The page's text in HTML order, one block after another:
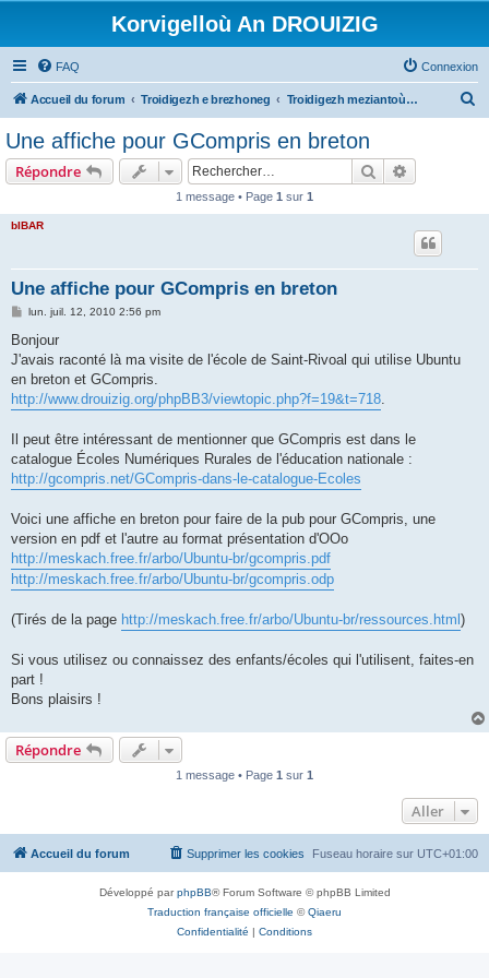
Korvigelloù An DROUIZIG
FAQ Connexion
Accueil du forum Troidigezh e brezhoneg Troidigezh meziantoù all (frank a wirioù evit an darn vrasañ anezho)
Une affiche pour GCompris en breton
Répondre Rechercher
1 message • Page 1 sur 1
bIBAR
Une affiche pour GCompris en breton
M
s
a
g
lun. juil. 12, 2010 2:56 pm
Bonjour
J'avais raconté là ma visite de l'école de Saint-Rivoal qui utilise Ubuntu
en breton et GCompris.
http://www.drouizig.org/phpBB3/viewtopic.php?f=19&t=718.
Il peut être intéressant de mentionner que GCompris est dans le
catalogue Écoles Numériques Rurales de l'éducation nationale :
http://gcompris.net/GCompris-dans-le-catalogue-Ecoles
Voici une affiche en breton pour faire de la pub pour GCompris, une
version en pdf et l'autre au format présentation d'OOo
http://meskach.free.fr/arbo/Ubuntu-br/gcompris.pdf
http://meskach.free.fr/arbo/Ubuntu-br/gcompris.odp
(Tirés de la page http://meskach.free.fr/arbo/Ubuntu-br/ressources.html )
Si vous utilisez ou connaissez des enfants/écoles qui l'utilisent, faites-en
part !
Bons plaisirs !
Répondre
1 message • Page 1 sur 1
Aller
Accueil du forum Fuseau horaire sur UTC+01:00
Supprimer les cookies
Développé parphpBB® Forum Software © phpBB Limited
Traduction française officielle ©Qiaeru
Confidentialité | Conditions